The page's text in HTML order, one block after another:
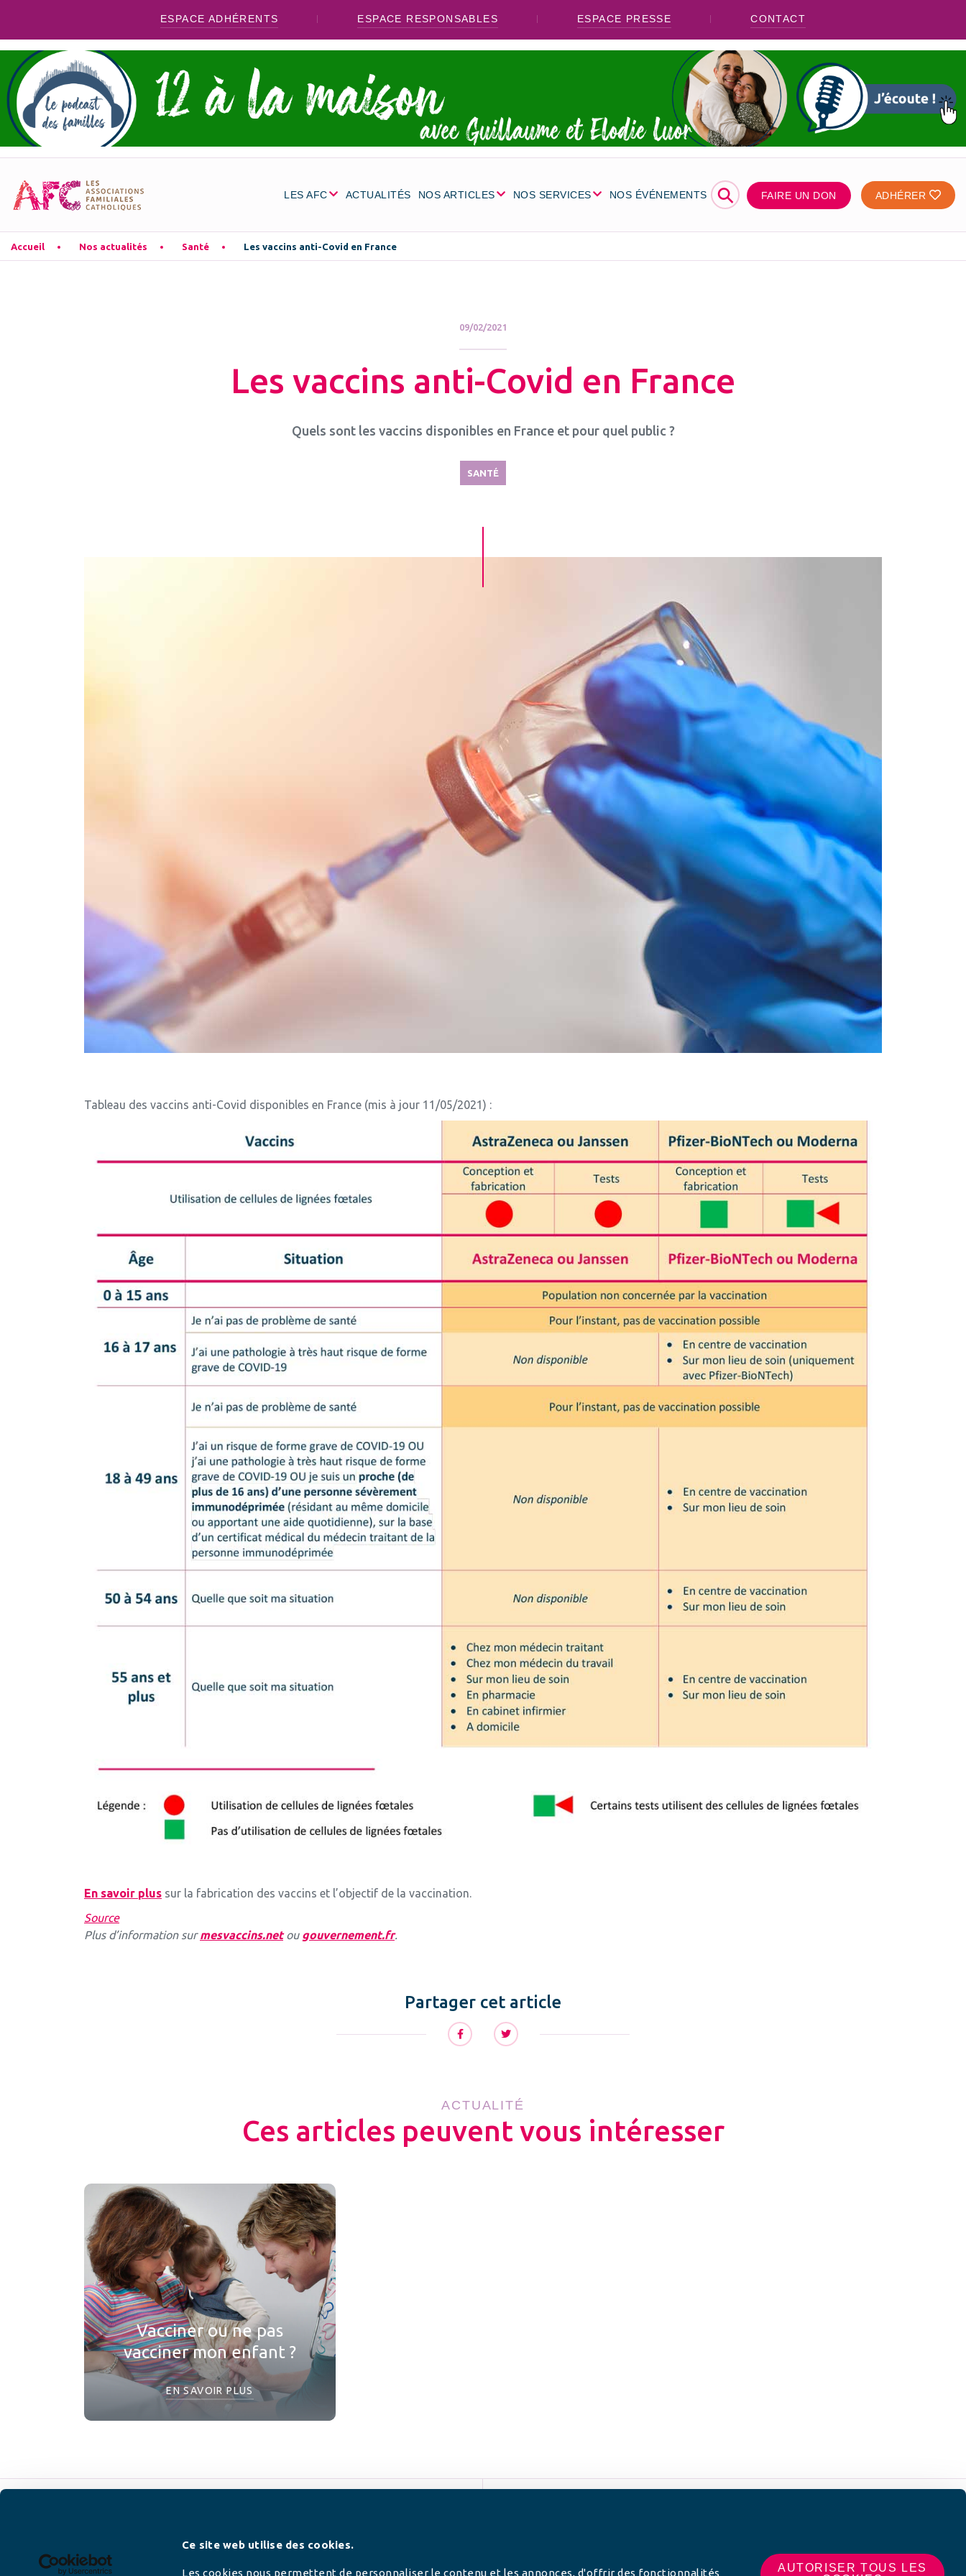
Ce site web utilise des cookies.
Les cookies nous permettent de personnaliser le contenu et les annonces, d'offrir des fonctionnalités
AUTORISER TOUS LES
ESPACE ADHÉRENTS ESPACE RESPONSABLES ESPACE PRESSE CONTACT
LES AFC ACTUALITÉS NOS ARTICLES NOS SERVICES NOS ÉVÉNEMENTS ⚲ FAIRE UN DON ADHÉRER
Accueil Nos actualités Santé Les vaccins anti-Covid en France
09/02/2021
Les vaccins anti-Covid en France
Quels sont les vaccins disponibles en France et pour quel public ?
SANTÉ
Tableau des vaccins anti-Covid disponibles en France (mis à jour 11/05/2021) :
En savoir plus sur la fabrication des vaccins et l’objectif de la vaccination.
Source
Plus d’information surmesvaccins.netou gouvernement.fr.
Partager cet article
ACTUALITÉ
Ces articles peuvent vous intéresser
Vacciner ou ne pas
vacciner mon enfant ?
EN SAVOIR PLUS
Newsletter